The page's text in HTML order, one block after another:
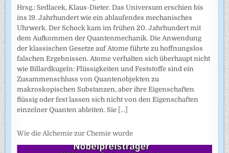
Hrsg.: Sedlacek, Klaus-Dieter. Das Universum erschien bis
ins 19. Jahrhundert wie ein ablaufendes mechanisches
Uhrwerk. Der Schock kam im frühen 20. Jahrhundert mit
dem Aufkommen der Quantenmechanik. Die Anwendung
der klassischen Gesetze auf Atome führte zu hoffnungslos
falschen Ergebnissen. Atome verhalten sich überhaupt nicht
wie Billardkugeln: Flüssigkeiten und Feststoffe sind ein
Zusammenschluss von Quantenobjekten zu
makroskopischen Substanzen, aber ihre Eigenschaften
flüssig oder fest lassen sich nicht von den Eigenschaften
einzelner Quanten ableiten. Sie [...]
Wie die Alchemie zur Chemie wurde